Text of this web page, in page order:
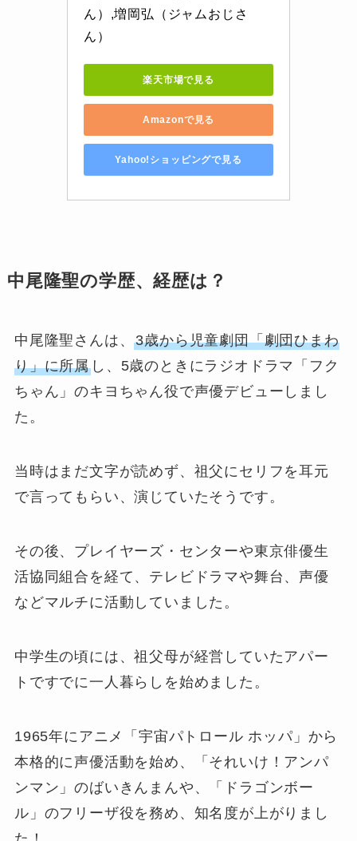
ん）,増岡弘（ジャムおじさ
ん）
楽天市場で見る
Amazonで見る
Yahoo!ショッピングで見る
中尾隆聖の学歴、経歴は？
中尾隆聖さんは、3歳から児童劇団「劇団ひまわ
り」に所属し、5歳のときにラジオドラマ「フク
ちゃん」のキヨちゃん役で声優デビューしまし
た。
当時はまだ文字が読めず、祖父にセリフを耳元
で言ってもらい、演じていたそうです。
その後、プレイヤーズ・センターや東京俳優生
活協同組合を経て、テレビドラマや舞台、声優
などマルチに活動していました。
中学生の頃には、祖父母が経営していたアパー
トですでに一人暮らしを始めました。
1965年にアニメ「宇宙パトロール ホッパ」から
本格的に声優活動を始め、「それいけ！アンパ
ンマン」のばいきんまんや、「ドラゴンボー
ル」のフリーザ役を務め、知名度が上がりまし